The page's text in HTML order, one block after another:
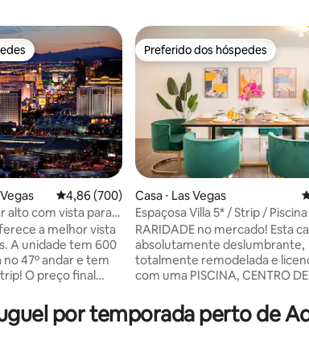
261 avaliações
4,86 de uma avaliação média de 5, 700
4,86 (700)
alto com vista para a
a melhor vista
A unidade tem 600
47º andar e tem
O preço final
com
a Taxa de
Preferido dos hóspedes
Preferido dos hóspedes
Casa ⋅ Las Vegas
Espaçosa Villa 5* / Strip /
com Chef / Escritório.
RARIDADE no mercado! Esta
absolutamente deslumbrante,
totalmente remodelada e
com uma PISCINA, CENTRO DE
coração do centro histórico da
apenas 5 minutos de carro da
por temporada perto de